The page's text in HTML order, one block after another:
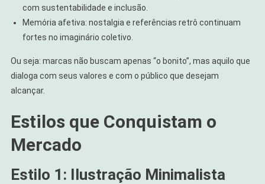
com sustentabilidade e inclusão.
Memória afetiva: nostalgia e referências retrô continuam
fortes no imaginário coletivo.
Ou seja: marcas não buscam apenas “o bonito”, mas aquilo que
dialoga com seus valores e com o público que desejam
alcançar.
Estilos que Conquistam o
Mercado
Estilo 1: Ilustração Minimalista